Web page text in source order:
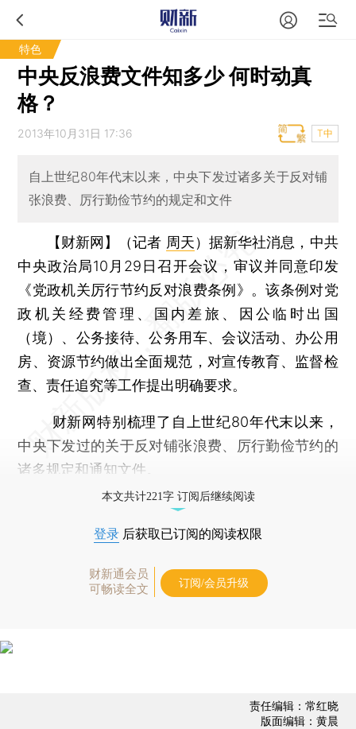
特色
中央反浪费文件知多少 何时动真
格？
2013年10月31日 17:36 T中
自上世纪80年代末以来，中央下发过诸多关于反对铺
张浪费、厉行勤俭节约的规定和文件
【财新网】（记者 周天） 据新华社消息，中共
中央政治局10月29日召开会议，审议并同意印发
《党政机关厉行节约反对浪费条例》。该条例对党
政机关经费管理、国内差旅、因公临时出国
（境）、公务接待、公务用车、会议活动、办公用
房、资源节约做出全面规范，对宣传教育、监督检
查、责任追究等工作提出明确要求。
财新网特别梳理了自上世纪80年代末以来，
中央下发过的关于反对铺张浪费、厉行勤俭节约的
诸多规定和通知文件。
本文共计221字 订阅后继续阅读
登录 后获取已订阅的阅读权限
财新通会员
可畅读全文
订阅/会员升级
责任编辑：常红晓
版面编辑：黄晨